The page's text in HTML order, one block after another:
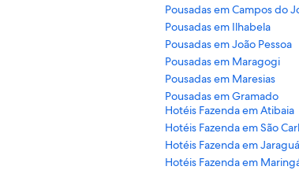
Pousadas em Campos do
Pousadas em Ilhabela
Pousadas em João Pessoa
Pousadas em Maragogi
Pousadas em Maresias
Pousadas em Gramado
Hotéis Fazenda em Atibaia
Hotéis Fazenda em São
Hotéis Fazenda em Jaraguá
Hotéis Fazenda em